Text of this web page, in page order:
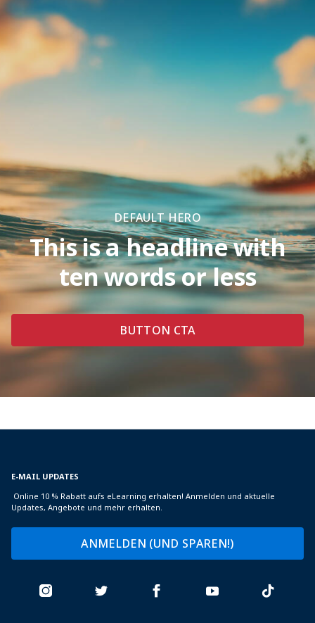
DEFAULT HERO
This is a headline with
ten words or less
BUTTON CTA
E-MAIL UPDATES
Online 10 % Rabatt aufs eLearning erhalten! Anmelden und aktuelle
Updates, Angebote und mehr erhalten.
ANMELDEN (UND SPAREN!)